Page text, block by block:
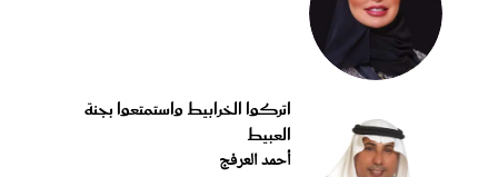
اتركوا الخرابيط واستمتعوا بجنة
العبيط
أحمد العرفج